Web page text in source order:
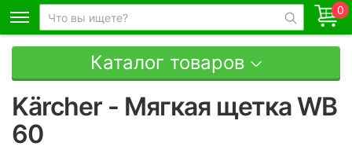
0
Каталог товаров
Kärcher - Мягкая щетка WB
60